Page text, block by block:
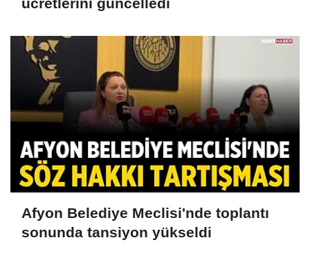
Afyon Belediye Meclisi'nde toplantı
sonunda tansiyon yükseldi